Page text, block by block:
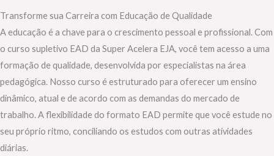
Transforme sua Carreira com Educação de Qualidade
A educação é a chave para o crescimento pessoal e profissional. Com
o curso supletivo EAD da Super Acelera EJA, você tem acesso a uma
formação de qualidade, desenvolvida por especialistas na área
pedagógica. Nosso curso é estruturado para oferecer um ensino
dinâmico, atual e de acordo com as demandas do mercado de
trabalho. A flexibilidade do formato EAD permite que você estude no
seu próprio ritmo, conciliando os estudos com outras atividades
diárias.